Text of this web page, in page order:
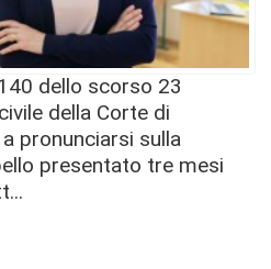
dello scorso 23
della Corte di
pronunciarsi sulla
presentato tre mesi